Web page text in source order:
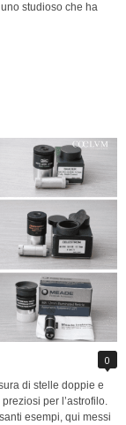
studioso che ha
0
di stelle doppie e
per l’astrofilo.
esempi, qui messi